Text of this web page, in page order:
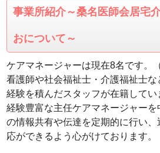
事業所紹介～桑名医師会居宅
おについて～
ケアマネージャーは現在8名です。
看護師や社会福祉士・介護福祉士
経験を積んだスタッフが在籍してい
経験豊富な主任ケアマネージャー
の情報共有や伝達を定期的に行い
応ができるよう心がけております。